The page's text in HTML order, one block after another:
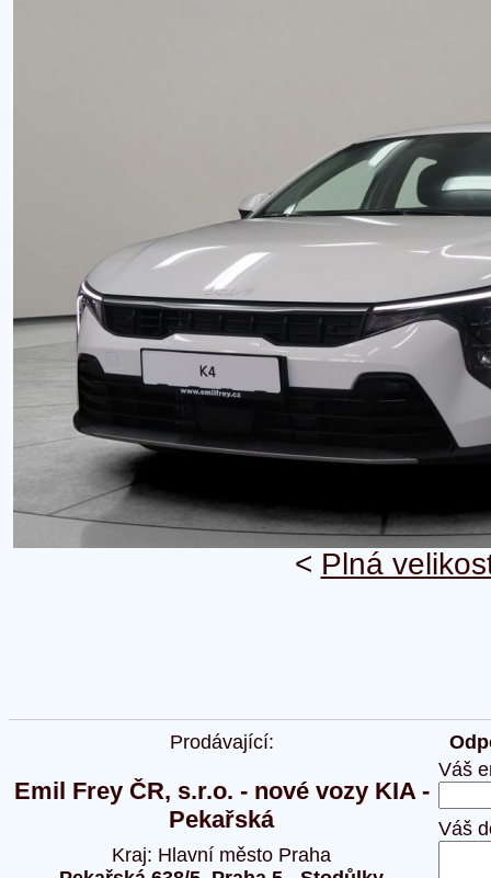
< Plná
Prodávající:
Emil Frey ČR, s.r.o. - nové vozy KIA -
Pekařská
Kraj: Hlavní město Praha
Váš
Váš